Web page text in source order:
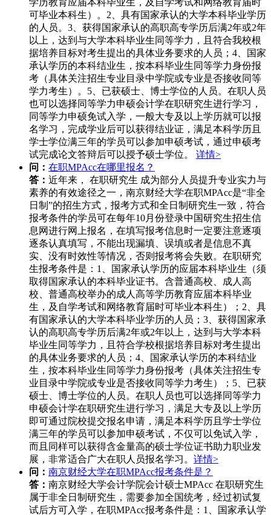
学历教育应届本科毕业生，及自学考试和网络教育届时
可毕业本科生）。2、具有国家承认的大学本科毕业学历
的人员。3、获得国家承认的高职高专学历后满2年或2年
以上，达到与大学本科毕业生同等学力，且符合我校根
据培养目标对考生提出的具体业务要求的人员；4、国家
承认学历的本科结业生，按本科毕业生同等学力身份报
考（具体关注招生专业目录中学院或专业是否接收同等
学力考生）。5、已获硕士、博士学位的人员。在职人员
也可以选择同等学力申硕会计学在职研究生进行学习，
同等学力申硕免试入学，一般大专及以上学历就可以报
名学习，完成学业后可以获得结业证，满足本科学历且
学士学位满三年的学员可以参加申硕考试，通过申硕考
试完成论文答辩后可以授予硕士学位。 详情>
问： 在职MPAcc在哪里报名？
答： 近年来， 在职研究生 成为部分人员提升专业实力与
素养的有效途径之一，南京财经大学在职MPAcc是“非全
日制”的招生方式，报考方式和全日制研究生一致，符合
报考条件的学员可在每年10月份登录中国研究生招生信
息网进行网上报名，在填写报考信息时一定要注意逐项
逐条认真填写，不能出现漏填、误填或者是信息不真
实、没有时效性等情况，否则报考将会失败。在职研究
生报考条件是：1、国家承认学历的应届本科毕业生（须
取得国家承认的本科毕业证书。含普通高校、成人高
校、普通高校举办的成人高等学历教育应届本科毕业
生，及自学考试和网络教育届时可毕业本科生）；2、具
有国家承认的大学本科毕业学历的人员；3、获得国家承
认的高职高专学历后满2年或2年以上，达到与大学本科
毕业生同等学力，且符合学校根据培养目标对考生提出
的具体业务要求的人员；4、国家承认学历的本科结业
生，按本科毕业生同等学力身份报考（具体关注招生专
业目录中学院或专业是否接收同等学力考生）；5、已获
硕士、博士学位的人员。在职人员也可以选择同等学力
申硕会计学在职研究生进行学习，满足大专及以上学历
即可通过院校提交报名申请，满足本科学历且学士学位
满三年的学员可以参加申硕考试，不仅可以免试入学，
而且同样可以获得含金量高的硕士学位证书助力职业发
展，非常适合广大在职人员报名学习。 详情>
问： 南京财经大学在职MPAcc报考条件是？
答： 南京财经大学会计学院会计硕士MPAcc 在职研究生
属于非全日制研究生，需要参加全国统考，经过初试复
试后方可入学，在职MPAcc报考条件是：1、国家承认学